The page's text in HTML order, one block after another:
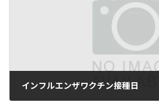
インフルエンザワクチン接種日